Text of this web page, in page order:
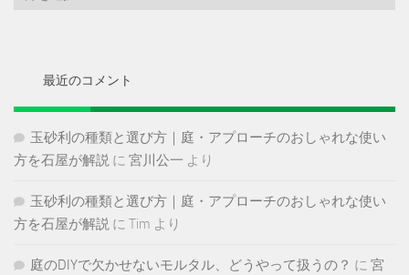
最近のコメント
玉砂利の種類と選び方｜庭・アプローチのおしゃれな使い
方を石屋が解説 に 宮川公一 より
玉砂利の種類と選び方｜庭・アプローチのおしゃれな使い
方を石屋が解説 に Tim より
庭のDIYで欠かせないモルタル、どうやって扱うの？ に 宮